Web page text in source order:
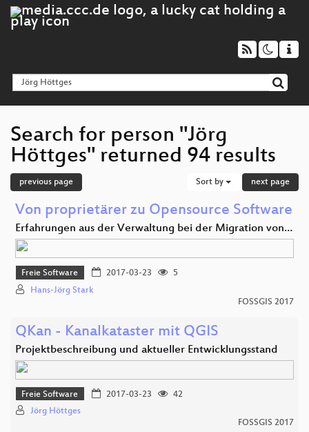
Search for person "Jörg
Höttges" returned 94 results
previous page Sort by next page
Von proprietärer zu Opensource Software
Erfahrungen aus der Verwaltung bei der Migration von…
Freie Software 2017-03-23
5
Hans-Jörg Stark
FOSSGIS 2017
QKan - Kanalkataster mit QGIS
Projektbeschreibung und aktueller Entwicklungsstand
Freie Software 2017-03-23
42
Jörg Höttges
FOSSGIS 2017